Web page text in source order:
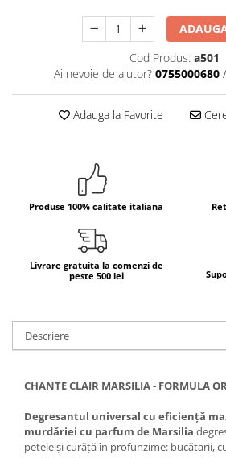
Vinuri italiene
Bauturi aperitive, alcoolice
Sucuri si bauturi racoritoare
Pandoro si Balocco
Produse fara gluten
Produse de patiserie
Cod Produs: a501
Ai nevoie de ajutor? 0755000680 /
Adauga la Favorite
Produse 100% calitate italiana
Livrare gratuita la comenzi de
peste 500 lei
Descriere
CHANTE CLAIR MARSILIA - FORMULA
Degresantul universal cu eficiență
murdăriei cu parfum de Marsilia
petele și curăță în profunzime: bucătarii,